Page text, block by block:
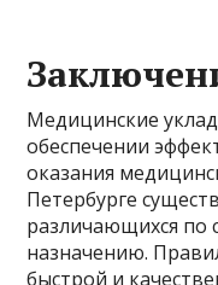
Медицинские
обеспечении
оказания
Петербурге
различающихся по
назначению.
быстрой и